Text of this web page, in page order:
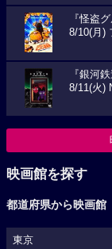
『怪盗
8/10(月)
『銀河
8/11(火)
映画館を探す
都道府県から映画館
東京